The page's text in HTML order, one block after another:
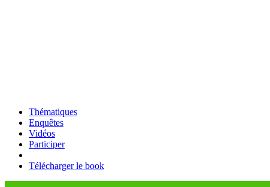
Thématiques
Enquêtes
Vidéos
Participer
Télécharger le book